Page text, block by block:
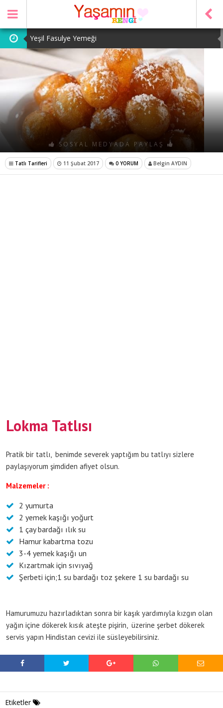
Yeşil Fasulye Yemeği
Patates Kavurması
Şeker Pare
Yeşil Mercimek Yemeği
Tarhana Çorbası
SOSYAL MEDYADA PAYLAŞ
Tatlı Tarifleri 11 Şubat 2017 0 YORUM Belgin AYDIN
Lokma Tatlısı
Pratik bir tatlı, benimde severek yaptığım bu tatlıyı sizlere
paylaşıyorum şimdiden afiyet olsun.
Malzemeler :
2 yumurta
2 yemek kaşığı yoğurt
1 çay bardağı ılık su
Hamur kabartma tozu
3-4 yemek kaşığı un
Kızartmak için sıvıyağ
Şerbeti için;1 su bardağı toz şekere 1 su bardağı su
Hamurumuzu hazırladıktan sonra bir kaşık yardımıyla kızgın olan
yağın içine dökerek kısık ateşte pişirin, üzerine şerbet dökerek
servis yapın Hindistan cevizi ile süsleyebilirsiniz.
Etiketler